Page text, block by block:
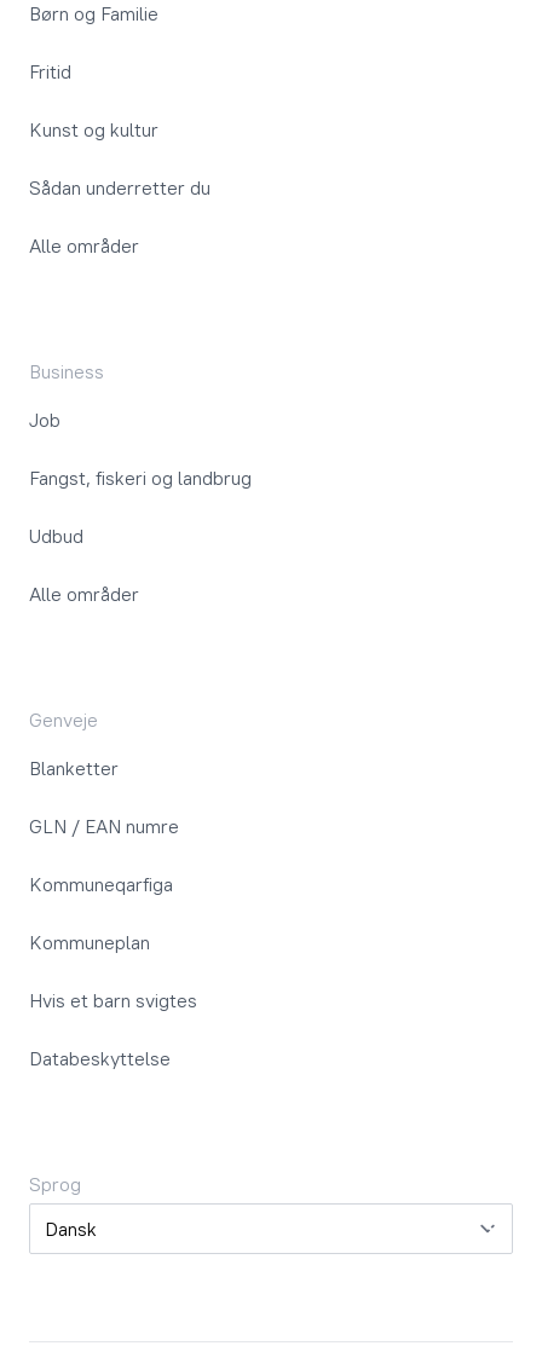
Børn og Familie
Fritid
Kunst og kultur
Sådan underretter du
Alle områder
Business
Job
Fangst, fiskeri og landbrug
Udbud
Alle områder
Genveje
Blanketter
GLN / EAN numre
Kommuneqarfiga
Kommuneplan
Hvis et barn svigtes
Databeskyttelse
Sprog
Sprog